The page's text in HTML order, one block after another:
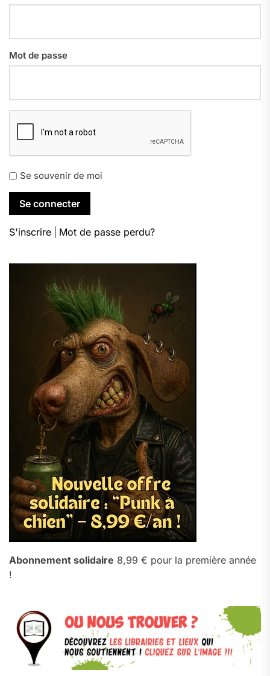
Mot de passe
Se souvenir de moi
S'inscrire Mot de passe perdu?
Abonnement solidaire 8,99 € pour la première année
!